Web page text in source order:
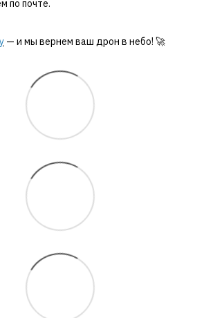
по почте.
— и мы вернем ваш дрон в небо! 🚀